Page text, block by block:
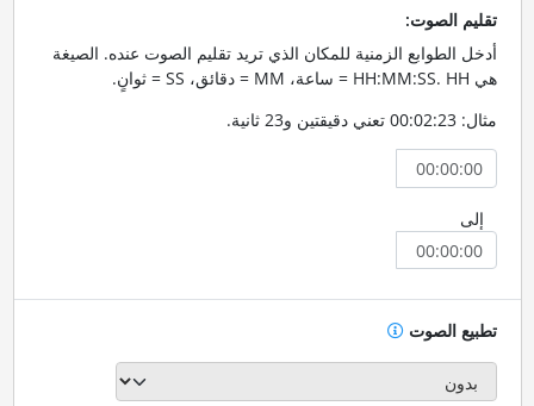
تقليم الصوت:
أدخل الطوابع الزمنية للمكان الذي تريد تقليم الصوت عنده. الصيغة
هي HH:MM:SS. HH = ساعة، MM = دقائق، SS = ثوانٍ.
مثال: 00:02:23 تعني دقيقتين و23 ثانية.
إلى
تطبيع الصوت